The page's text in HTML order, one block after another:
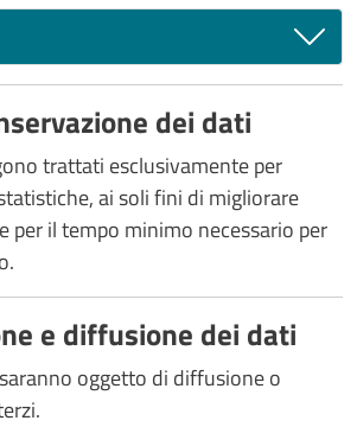
dei dati
trattati esclusivamente per
ai soli fini di migliorare
per il tempo minimo necessario per
e diffusione dei dati
oggetto di diffusione o